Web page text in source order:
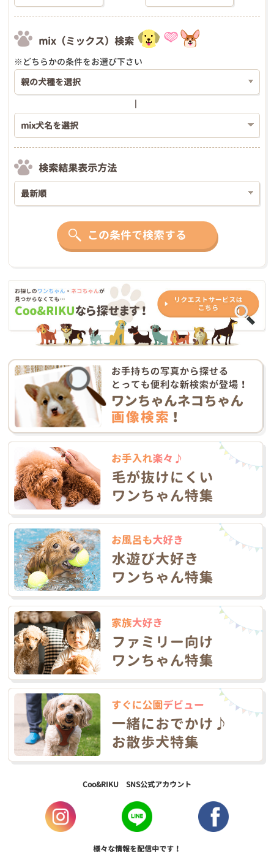
mix（ミックス）検索
※どちらかの条件をお選び下さい
検索結果表示方法
この条件で検索する
Coo&RIKU SNS公式アカウント
様々な情報を配信中です！